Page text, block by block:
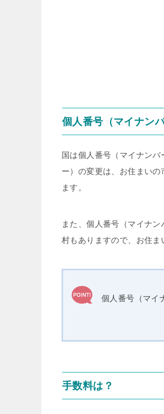
個人番号（マイナン
国は個人番号（マイナン
ー）の変更は、お住まい
ます。
また、個人番号（マイナ
村もありますので、お住ま
個人番号（マイ
手数料は？